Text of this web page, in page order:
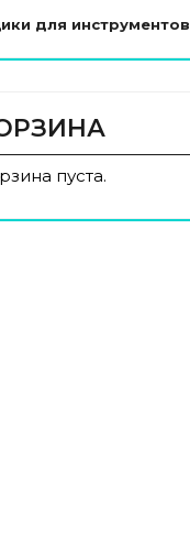
для инструментов
пуста.